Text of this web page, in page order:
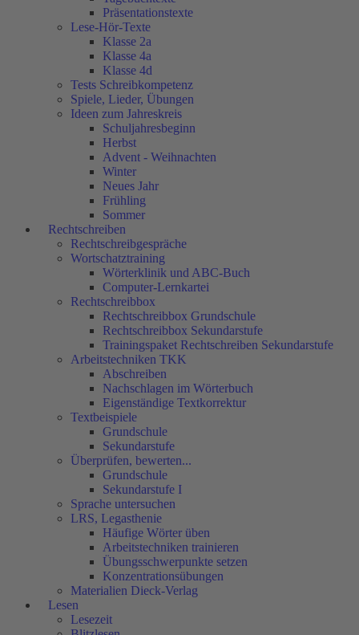
Präsentationstexte
Lese-Hör-Texte
Klasse 2a
Klasse 4a
Klasse 4d
Tests Schreibkompetenz
Spiele, Lieder, Übungen
Ideen zum Jahreskreis
Schuljahresbeginn
Herbst
Advent - Weihnachten
Winter
Neues Jahr
Frühling
Sommer
Rechtschreiben
Rechtschreibgespräche
Wortschatztraining
Wörterklinik und ABC-Buch
Computer-Lernkartei
Rechtschreibbox
Rechtschreibbox Grundschule
Rechtschreibbox Sekundarstufe
Trainingspaket Rechtschreiben Sekundarstufe
Arbeitstechniken TKK
Abschreiben
Nachschlagen im Wörterbuch
Eigenständige Textkorrektur
Textbeispiele
Grundschule
Sekundarstufe
Überprüfen, bewerten...
Grundschule
Sekundarstufe I
Sprache untersuchen
LRS, Legasthenie
Häufige Wörter üben
Arbeitstechniken trainieren
Übungsschwerpunkte setzen
Konzentrationsübungen
Materialien Dieck-Verlag
Lesen
Lesezeit